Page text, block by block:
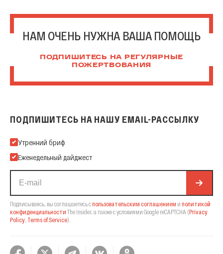
НАМ ОЧЕНЬ НУЖНА ВАША ПОМОЩЬ
ПОДПИШИТЕСЬ НА РЕГУЛЯРНЫЕ
ПОЖЕРТВОВАНИЯ
ПОДПИШИТЕСЬ НА НАШУ EMAIL-РАССЫЛКУ
Подпишитесь на нашу Email-рассылку
Утренний бриф
Еженедельный дайджест
Подписываясь, вы соглашаетесь спользовательским соглашением и политикой
конфиденциальности The Insider, а также с условиями Google reCAPTCHA (Privacy
Policy, Terms of Service).